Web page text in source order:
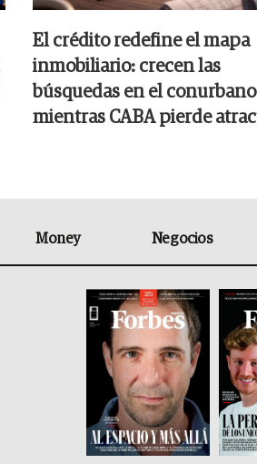
El crédito redefine el mapa
inmobiliario: crecen las
búsquedas en el conurbano
mientras CABA pierde
Money Negocios